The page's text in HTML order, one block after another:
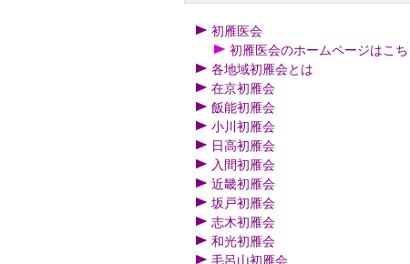
初雁医会
初雁医会のホームページはこ
各地域初雁会とは
在京初雁会
飯能初雁会
小川初雁会
日高初雁会
入間初雁会
近畿初雁会
坂戸初雁会
志木初雁会
和光初雁会
毛呂山初雁会